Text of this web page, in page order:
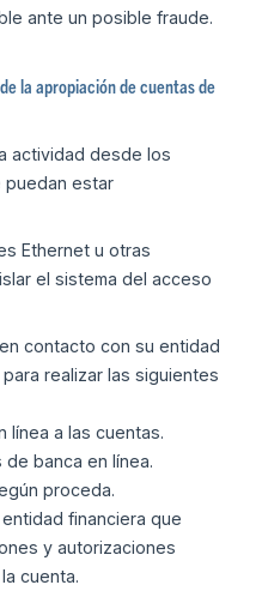
ante un posible fraude.
la apropiación de cuentas de
actividad desde los
puedan estar
Ethernet u otras
el sistema del acceso
contacto con su entidad
realizar las siguientes
línea a las cuentas.
de banca en línea.
proceda.
financiera que
y autorizaciones
cuenta.